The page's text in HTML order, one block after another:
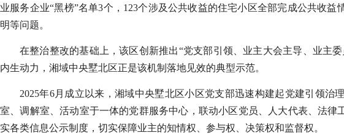
业服务企业“黑榜”名单3个，123个涉及公共收益的住宅小区全部完成公共收
明等问题。
在整治整改的基础上，该区创新推出“党支部引领、业主大会主导、业主
内生动力，湘域中央墅北区正是该机制落地见效的典型示范。
2025年6月成立以来，湘域中央墅北区小区党支部迅速构建起党建引领
室、调解室、活动室于一体的党群服务中心，联动小区党员、人大代表、法
实各类信息公示制度，切实保障业主的知情权、参与权、决策权和监督权。